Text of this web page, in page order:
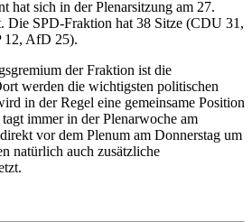
hat sich in der Plenarsitzung am 27.
Die SPD-Fraktion hat 38 Sitze (CDU 31,
12, AfD 25).
der Fraktion ist die
werden die wichtigsten politischen
in der Regel eine gemeinsame Position
immer in der Plenarwoche am
vor dem Plenum am Donnerstag um
natürlich auch zusätzliche